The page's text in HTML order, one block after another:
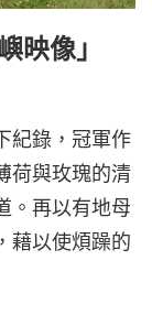
映像」
紀錄，冠軍作
荷與玫瑰的清
。再以有地母
藉以使煩躁的